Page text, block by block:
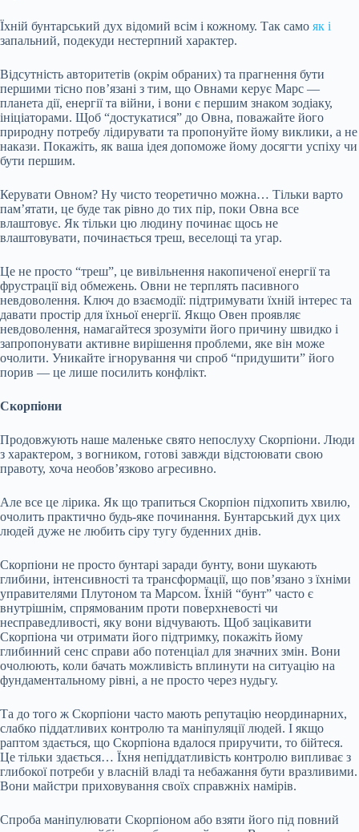
Їхній бунтарський дух відомий всім і кожному. Так само як і
запальний, подекуди нестерпний характер.
Відсутність авторитетів (окрім обраних) та прагнення бути
першими тісно пов’язані з тим, що Овнами керує Марс —
планета дії, енергії та війни, і вони є першим знаком зодіаку,
ініціаторами. Щоб “достукатися” до Овна, поважайте його
природну потребу лідирувати та пропонуйте йому виклики, а не
накази. Покажіть, як ваша ідея допоможе йому досягти успіху чи
бути першим.
Керувати Овном? Ну чисто теоретично можна… Тільки варто
пам’ятати, це буде так рівно до тих пір, поки Овна все
влаштовує. Як тільки цю людину починає щось не
влаштовувати, починається треш, веселощі та угар.
Це не просто “треш”, це вивільнення накопиченої енергії та
фрустрації від обмежень. Овни не терплять пасивного
невдоволення. Ключ до взаємодії: підтримувати їхній інтерес та
давати простір для їхньої енергії. Якщо Овен проявляє
невдоволення, намагайтеся зрозуміти його причину швидко і
запропонувати активне вирішення проблеми, яке він може
очолити. Уникайте ігнорування чи спроб “придушити” його
порив — це лише посилить конфлікт.
Скорпіони
Продовжують наше маленьке свято непослуху Скорпіони. Люди
з характером, з вогником, готові завжди відстоювати свою
правоту, хоча необов’язково агресивно.
Але все це лірика. Як що трапиться Скорпіон підхопить хвилю,
очолить практично будь-яке починання. Бунтарський дух цих
людей дуже не любить сіру тугу буденних днів.
Скорпіони не просто бунтарі заради бунту, вони шукають
глибини, інтенсивності та трансформації, що пов’язано з їхніми
управителями Плутоном та Марсом. Їхній “бунт” часто є
внутрішнім, спрямованим проти поверхневості чи
несправедливості, яку вони відчувають. Щоб зацікавити
Скорпіона чи отримати його підтримку, покажіть йому
глибинний сенс справи або потенціал для значних змін. Вони
очолюють, коли бачать можливість вплинути на ситуацію на
фундаментальному рівні, а не просто через нудьгу.
Та до того ж Скорпіони часто мають репутацію неординарних,
слабко піддатливих контролю та маніпуляції людей. І якщо
раптом здається, що Скорпіона вдалося приручити, то бійтеся.
Це тільки здається… Їхня непіддатливість контролю випливає з
глибокої потреби у власній владі та небажання бути вразливими.
Вони майстри приховування своїх справжніх намірів.
Спроба маніпулювати Скорпіоном або взяти його під повний